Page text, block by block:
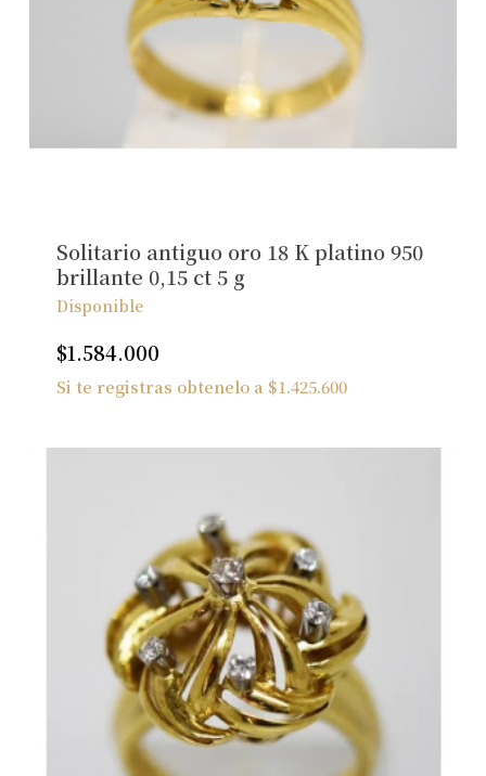
Solitario antiguo oro 18 K platino 950
brillante 0,15 ct 5 g
Disponible
$1.584.000
Si te registras obtenelo a $1.425.600